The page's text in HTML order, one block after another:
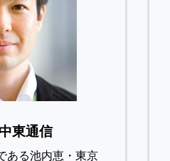
東通信
ある池内恵・東京